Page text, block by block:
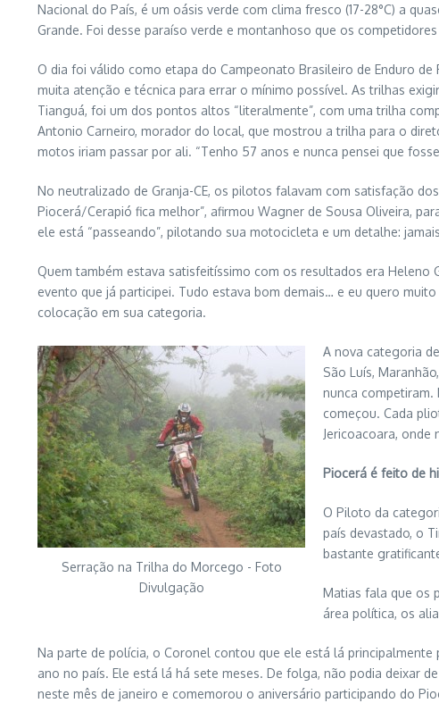
Nacional do País, é um oásis verde com clima fresco (17-28°C) a
Grande. Foi desse paraíso verde e montanhoso que os
O dia foi válido como etapa do Campeonato Brasileiro de Enduro
muita atenção e técnica para errar o mínimo possível. As trilhas
Tianguá, foi um dos pontos altos “literalmente”, com uma trilha
Antonio Carneiro, morador do local, que mostrou a trilha para o
motos iriam passar por ali. “Tenho 57 anos e nunca pensei que
No neutralizado de Granja-CE, os pilotos falavam com satisfação
Piocerá/Cerapió fica melhor”, afirmou Wagner de Sousa Oliveira,
ele está “passeando”, pilotando sua motocicleta e um detalhe:
Quem também estava satisfeitíssimo com os resultados era Heleno
evento que já participei. Tudo estava bom demais… e eu quero
colocação em sua categoria.
Serração na Trilha do Morcego - Foto
Divulgação
A nova categoria
São Luís,
nunca competiram.
começou. Cada
Jericoacoara,
Piocerá é feito de
O Piloto da
país devastado, o
bastante
Matias fala que os
área política, os
Na parte de polícia, o Coronel contou que ele está lá
ano no país. Ele está lá há sete meses. De folga, não podia deixar
neste mês de janeiro e comemorou o aniversário participando do